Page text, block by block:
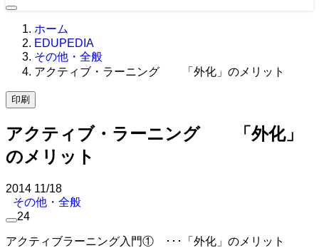
ホーム
EDUPEDIA
その他・全般
アクティブ・ラーニング 「外化」のメリット
印刷
アクティブ・ラーニング 「外化」
のメリット
2014 11/18
その他・全般
24
アクティブラーニング入門① ･･･「外化」のメリット